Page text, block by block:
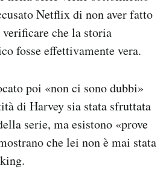
Netflix di non aver fatto
che la storia
fosse effettivamente vera.
poi «non ci sono dubbi»
di Harvey sia stata sfruttata
serie, ma esistono «prove
che lei non è mai stata